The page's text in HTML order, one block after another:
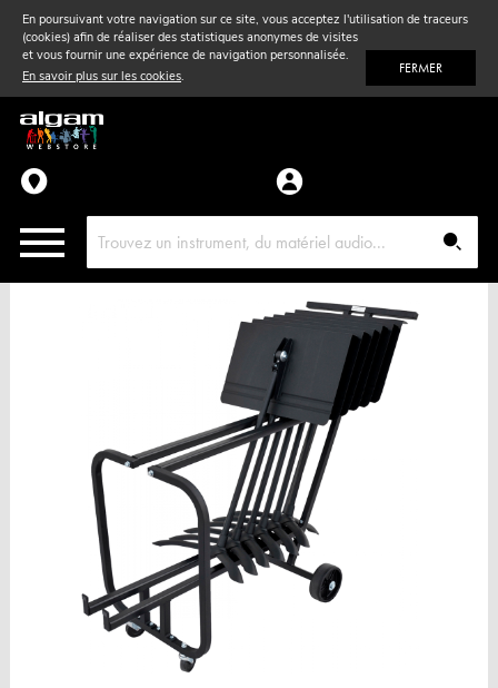
En poursuivant votre navigation sur ce site, vous acceptez l'utilisation de traceurs
(cookies) afin de réaliser des statistiques anonymes de visites
et vous fournir une expérience de navigation personnalisée.
En savoir plus sur les cookies. FERMER
Vent& Violon
Accessoires
Pièces détachées